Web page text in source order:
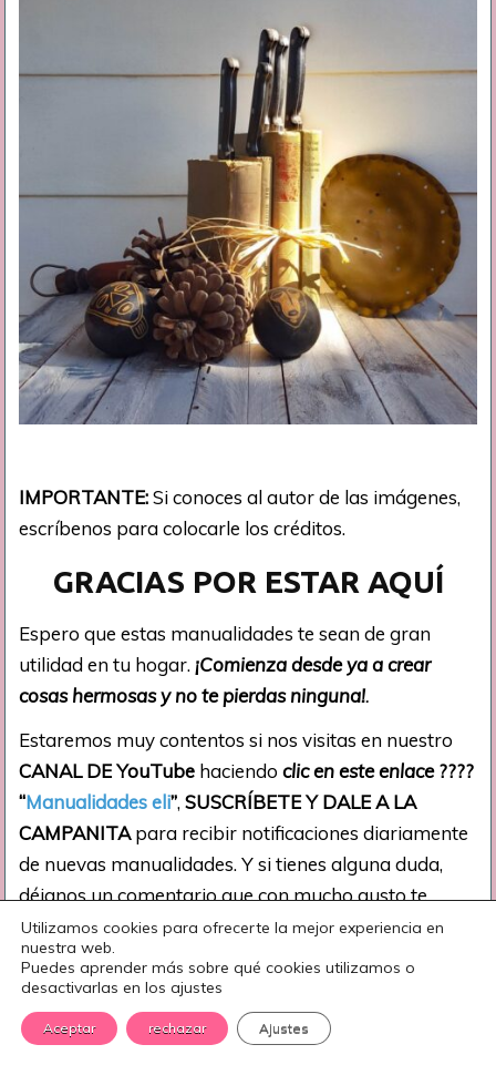
IMPORTANTE:Si conoces al autor de las imágenes,
escríbenos para colocarle los créditos.
GRACIAS POR ESTAR AQUÍ
Espero que estas manualidades te sean de gran
utilidad en tu hogar. ¡Comienza desde ya a crear
cosas hermosas y no te pierdas ninguna!.
Estaremos muy contentos si nos visitas en nuestro
CANAL DE YouTube haciendoclic en este enlace ????
“Manualidades eli”,SUSCRÍBETE Y DALE A LA
CAMPANITApara recibir notificaciones diariamente
de nuevas manualidades. Y si tienes alguna duda,
déjanos un comentario que con mucho gusto te
responderemos.
¡Te esperamos! …
Por:EH
Utilizamos cookies para ofrecerte la mejor experiencia en
nuestra web.
Puedes aprender más sobre qué cookies utilizamos o
desactivarlas en los ajustes
Aceptar rechazar Ajustes